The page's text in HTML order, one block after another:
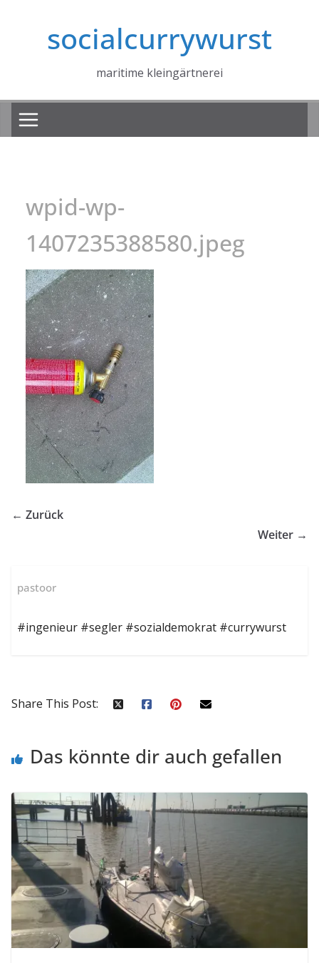
socialcurrywurst
maritime kleingärtnerei
wpid-wp-
1407235388580.jpeg
← Zurück
Weiter →
pastoor
#ingenieur #segler #sozialdemokrat #currywurst
Share This Post:
Das könnte dir auch gefallen